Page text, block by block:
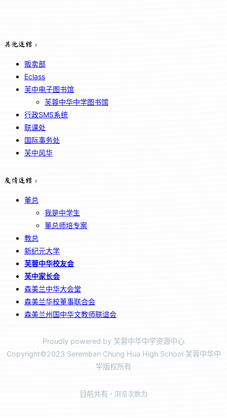
其他连结：
贩卖部
Eclass
芙中电子图书馆
芙蓉中华中学图书馆
行政SMS系统
联课处
国际事务处
芙中风华
友情连结：
董总
我是中学生
董总师培专案
教总
新纪元大学
芙蓉中华校友会
芙中家长会
森美兰中华大会堂
森美兰华校董事联合会
森美兰州国中华文教师联谊会
Proudly powered by 芙蓉中华中学资源中心
Copyright©2023 Seremban Chung Hua High School 芙蓉中华中
学版权所有
目前共有 ，浏览次数为